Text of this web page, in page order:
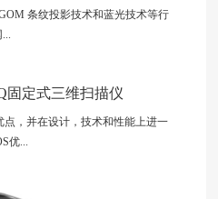
条纹投影技术和蓝光技术等行
固定式三维扫描仪
点，并在设计，技术和性能上进一
优...